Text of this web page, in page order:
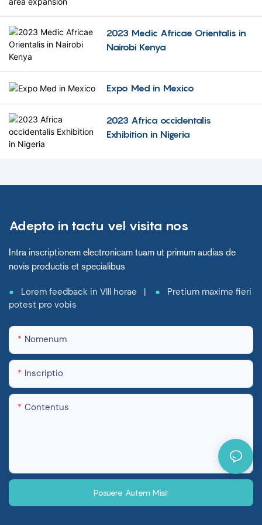
technologiarum
provectorum ad vertere
parandam. Adiunge nos hoc
incredibile itinere, dum
curam augere
contendimus.
2023 Medic Africae Orientalis in
Nairobi Kenya
Expo Med in Mexico
2023 Africa occidentalis
Exhibition in Nigeria
Adepto in tactu vel visita nos
Intra inscriptionem electronicam tuam ut primum audias de
novis productis et specialibus
● Lorem feedback in VIII horae | ●
Pretium maxime fieri
potest pro vobis
Nomenum
Inscriptio
Contentus
Posuere Autem Misit